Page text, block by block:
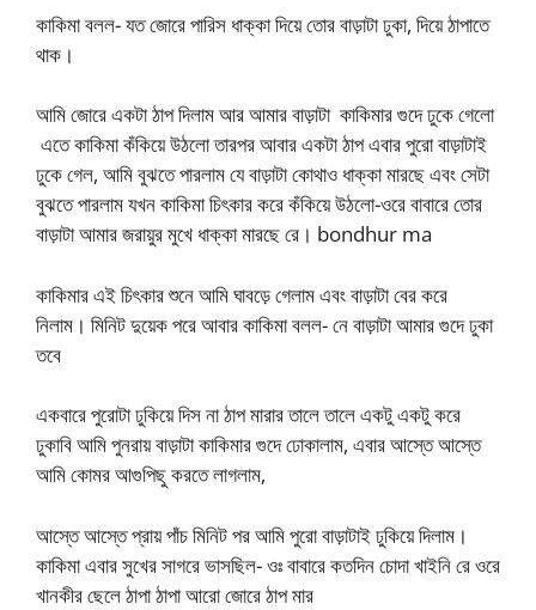
কাকিমা বলল- যত জোরে পারিস ধাক্কা দিয়ে তোর বাড়াটা ঢুকা, দিয়ে ঠাপাতে
থাক।
আমি জোরে একটা ঠাপ দিলাম আর আমার বাড়াটা কাকিমার গুদে ঢুকে গেলো
এতে কাকিমা কঁকিয়ে উঠলো তারপর আবার একটা ঠাপ এবার পুরো বাড়াটাই
ঢুকে গেল, আমি বুঝতে পারলাম যে বাড়াটা কোথাও ধাক্কা মারছে এবং সেটা
বুঝতে পারলাম যখন কাকিমা চিৎকার করে কঁকিয়ে উঠলো-ওরে বাবারে তোর
বাড়াটা আমার জরায়ুর মুখে ধাক্কা মারছে রে। bondhur ma
কাকিমার এই চিৎকার শুনে আমি ঘাবড়ে গেলাম এবং বাড়াটা বের করে
নিলাম। মিনিট দুয়েক পরে আবার কাকিমা বলল- নে বাড়াটা আমার গুদে ঢুকা
তবে
একবারে পুরোটা ঢুকিয়ে দিস না ঠাপ মারার তালে তালে একটু একটু করে
ঢুকাবি আমি পুনরায় বাড়াটা কাকিমার গুদে ঢোকালাম, এবার আস্তে আস্তে
আমি কোমর আগুপিছু করতে লাগলাম,
আস্তে আস্তে প্রায় পাঁচ মিনিট পর আমি পুরো বাড়াটাই ঢুকিয়ে দিলাম।
কাকিমা এবার সুখের সাগরে ভাসছিল- ওঃ বাবারে কতদিন চোদা খাইনি রে ওরে
খানকীর ছেলে ঠাপা ঠাপা আরো জোরে ঠাপ মার